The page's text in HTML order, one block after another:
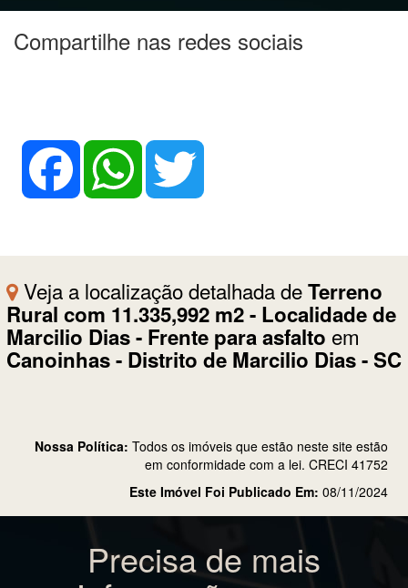
Facebook WhatsApp
Veja a localização detalhada deTerreno
Rural com 11.335,992 m2 - Localidade de
Todos os imóveis que estão neste site estão
em conformidade com a lei. CRECI 41752
Este Imóvel Foi Publicado Em: